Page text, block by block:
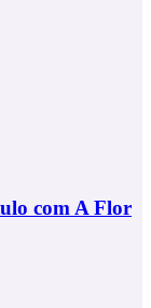
com A Flor